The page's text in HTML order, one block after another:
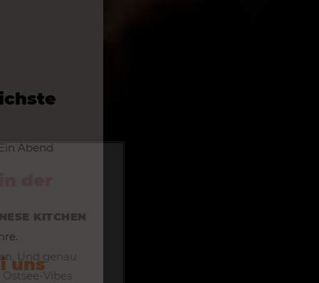
Abend
uns
KITCHEN
Und genau
Vibes